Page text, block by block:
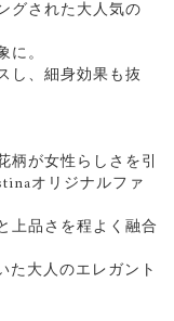
グされた大人気の
。
し、細身効果も抜
柄が女性らしさを引
オリジナルファ
上品さを程よく融合
た大人のエレガント